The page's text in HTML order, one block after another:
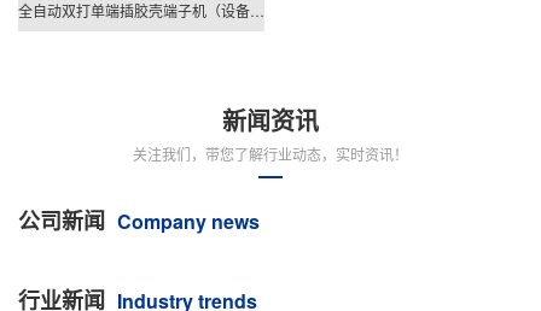
全自动双打单端插胶壳端子机（设备型号：TYDC-K-A601）
新闻资讯
关注我们，带您了解行业动态，实时资讯！
公司新闻 Company news
行业新闻 Industry trends